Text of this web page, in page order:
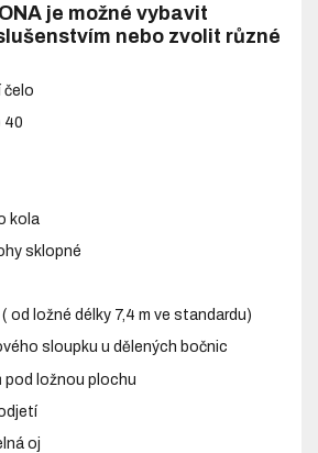
je možné vybavit
nebo zvolit různé
čelo
40
kola
sklopné
od ložné délky 7,4 m ve standardu)
sloupku u dělených bočnic
pod ložnou plochu
oj